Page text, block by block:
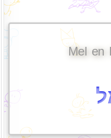
Mel en